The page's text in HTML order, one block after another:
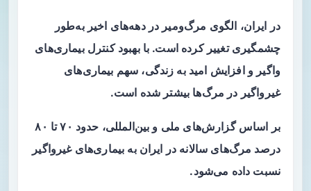
در ایران، الگوی مرگ‌ومیر در دهه‌های اخیر به‌طور
چشمگیری تغییر کرده است. با بهبود کنترل بیماری‌های
واگیر و افزایش امید به زندگی، سهم بیماری‌های
غیرواگیر در مرگ‌ها بیشتر شده است.
بر اساس گزارش‌های ملی و بین‌المللی، حدود ۷۰ تا ۸۰
درصد مرگ‌های سالانه در ایران به بیماری‌های غیرواگیر
نسبت داده می‌شود.